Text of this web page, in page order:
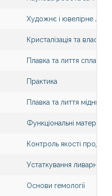
Художнє і ювелірне
Кристалізація та
Плавка та лиття сплавів
Практика
Плавка та лиття мідних,
Функціональні
Контроль якості
Устаткування ливарних
Основи гемології